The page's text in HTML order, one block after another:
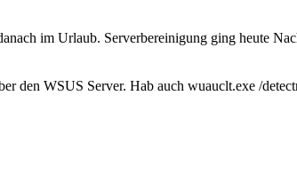
im Urlaub. Serverbereinigung ging heute
den WSUS Server. Hab auch wuauclt.exe /